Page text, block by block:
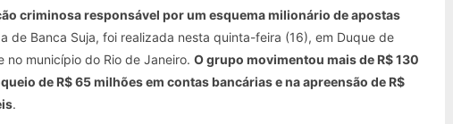
criminosa responsável por um esquema milionário de apostas
de Banca Suja, foi realizada nesta quinta-feira (16), em Duque de
no município do Rio de Janeiro. O grupo movimentou mais de R$ 130
de R$ 65 milhões em contas bancárias e na apreensão de R$
.